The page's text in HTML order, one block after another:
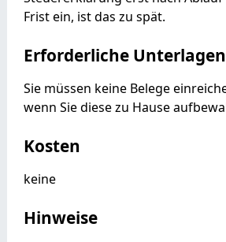
Frist ein, ist das zu spät.
Erforderliche Unterlagen
Sie müssen keine Belege
wenn Sie diese zu Hause
Kosten
keine
Hinweise